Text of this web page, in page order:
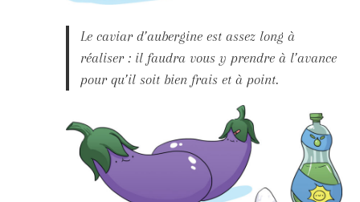
Le caviar d’aubergine est assez long à
réaliser : il faudra vous y prendre à l’avance
pour qu’il soit bien frais et à point.